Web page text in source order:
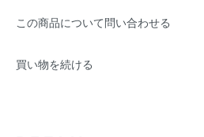
この商品について問い合わせる
買い物を続ける